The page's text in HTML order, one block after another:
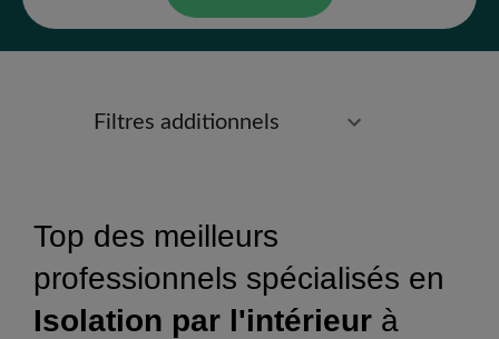
Filtres additionnels
Top des meilleurs
professionnels spécialisés en
Isolation par l'intérieur à